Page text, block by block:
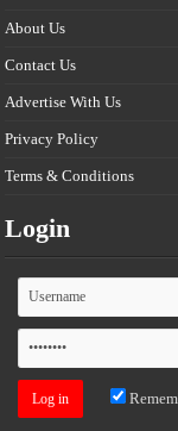
About Us
Contact Us
Advertise With Us
Privacy Policy
Terms & Conditions
Login